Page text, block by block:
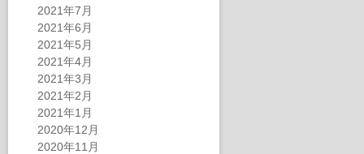
2021年7月
2021年6月
2021年5月
2021年4月
2021年3月
2021年2月
2021年1月
2020年12月
2020年11月